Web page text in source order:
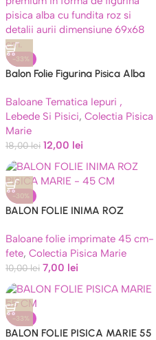
-33%
Balon Folie Figurina Pisica Alba
Baloane Tematica Iepuri ,
Lebede Si Pisici, Colectia Pisica
Marie
18,00lei 12,00 lei
-30%
BALON FOLIE INIMA ROZ
Baloane folie imprimate 45 cm-
fete, Colectia Pisica Marie
10,00lei 7,00 lei
-33%
BALON FOLIE PISICA MARIE 55